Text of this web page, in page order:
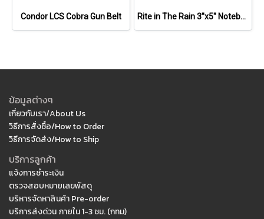
Condor LCS Cobra Gun Belt Rite in The Rain 3"x5" Notebook
ข้อมูลต่างๆ
เกี่ยวกับเรา/About Us
วิธีการสั่งซื้อ/How to Order
วิธีการจัดส่ง/How to Ship
บริการลูกค้า
แจ้งการชำระเงิน
ตรวจสอบหมายเลขพัสดุ
บริหารจัดหาสินค้า Pre-order
บริการส่งด่วน ภายใน 1-3 ชม. (กทม)